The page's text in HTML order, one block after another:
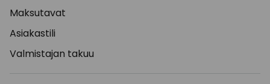
Maksutavat
Asiakastili
Valmistajan takuu